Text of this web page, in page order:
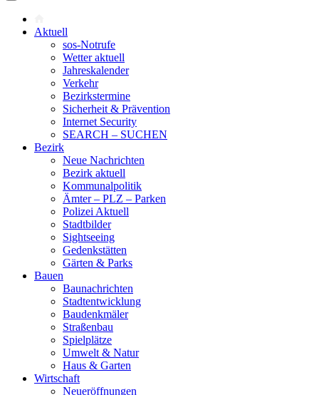
Aktuell
sos-Notrufe
Wetter aktuell
Jahreskalender
Verkehr
Bezirkstermine
Sicherheit & Prävention
Internet Security
SEARCH – SUCHEN
Bezirk
Neue Nachrichten
Bezirk aktuell
Kommunalpolitik
Ämter – PLZ – Parken
Polizei Aktuell
Stadtbilder
Sightseeing
Gedenkstätten
Gärten & Parks
Bauen
Baunachrichten
Stadtentwicklung
Baudenkmäler
Straßenbau
Spielplätze
Umwelt & Natur
Haus & Garten
Wirtschaft
Neueröffnungen